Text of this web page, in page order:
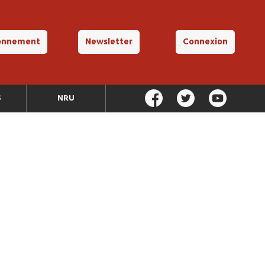
Newsletter Connexion
NRU